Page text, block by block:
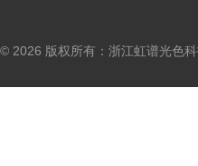
© 2026 版权所有：浙江虹谱光色